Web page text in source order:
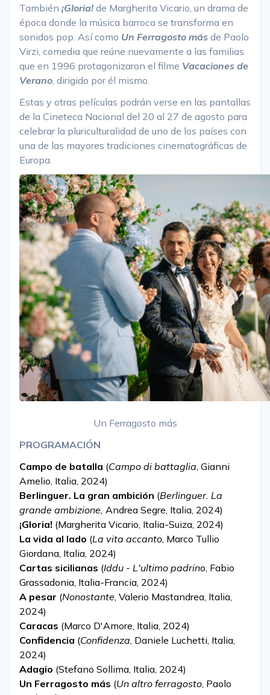
También ¡Gloria! de Margherita Vicario, un drama de
época donde la música barroca se transforma en
sonidos pop. Así como Un Ferragosto más de Paolo
Virzi, comedia que reúne nuevamente a las familias
que en 1996 protagonizaron el filme Vacaciones de
Verano , dirigido por él mismo.
Estas y otras películas podrán verse en las pantallas
de la Cineteca Nacional del 20 al 27 de agosto para
celebrar la pluriculturalidad de uno de los países con
una de las mayores tradiciones cinematográficas de
Europa.
Un Ferragosto más
PROGRAMACIÓN
Campo de batalla (Campo di battaglia , Gianni
Amelio, Italia, 2024)
Berlinguer. La gran ambición (Berlinguer. La
grande ambizione, Andrea Segre, Italia, 2024)
¡Gloria! (Margherita Vicario, Italia-Suiza, 2024)
La vida al lado (La vita accanto , Marco Tullio
Giordana, Italia, 2024)
Cartas sicilianas (Iddu - L'ultimo padrino Fabio
Grassadonia, Italia-Francia, 2024)
A pesar (Nonostante , Valerio Mastandrea, Italia,
2024)
Caracas (Marco D'Amore, Italia, 2024)
Confidencia (Confidenza , Daniele Luchetti, Italia,
2024)
Adagio (Stefano Sollima, Italia, 2024)
Un Ferragosto más (Un altro ferragosto , Paolo